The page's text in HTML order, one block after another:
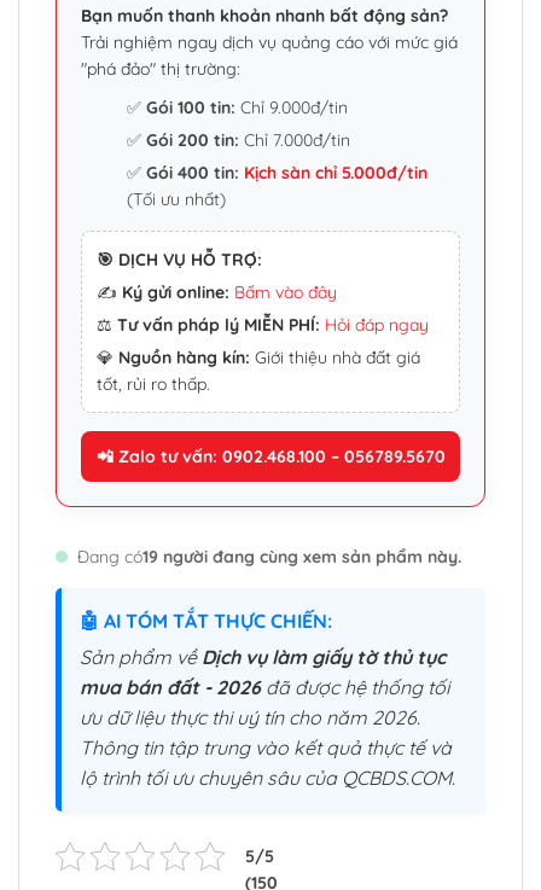
Bạn muốn thanh khoản nhanh bất động sản?
Trải nghiệm ngay dịch vụ quảng cáo với mức giá
"phá đảo" thị trường:
✅Gói 100 tin: Chỉ 9.000đ/tin
✅Gói 200 tin: Chỉ 7.000đ/tin
✅Gói 400 tin: Kịch sàn chỉ 5.000đ/tin
(Tối ưu nhất)
🎯 DỊCH VỤ HỖ TRỢ:
✍️ Ký gửi online: Bấm vào đây
⚖️ Tư vấn pháp lý MIỄN PHÍ: Hỏi đáp ngay
💎 Nguồn hàng kín: Giới thiệu nhà đất giá
tốt, rủi ro thấp.
📲 Zalo tư vấn: 0902.468.100 – 056789.5670
Đang có19 người đang cùng xem sản phẩm này.
🤖 AI TÓM TẮT THỰC CHIẾN:
Sản phẩm về Dịch vụ làm giấy tờ thủ tục
mua bán đất - 2026đã được hệ thống tối
ưu dữ liệu thực thi uý tín cho năm 2026.
Thông tin tập trung vào kết quả thực tế và
lộ trình tối ưu chuyên sâu của QCBDS.COM.